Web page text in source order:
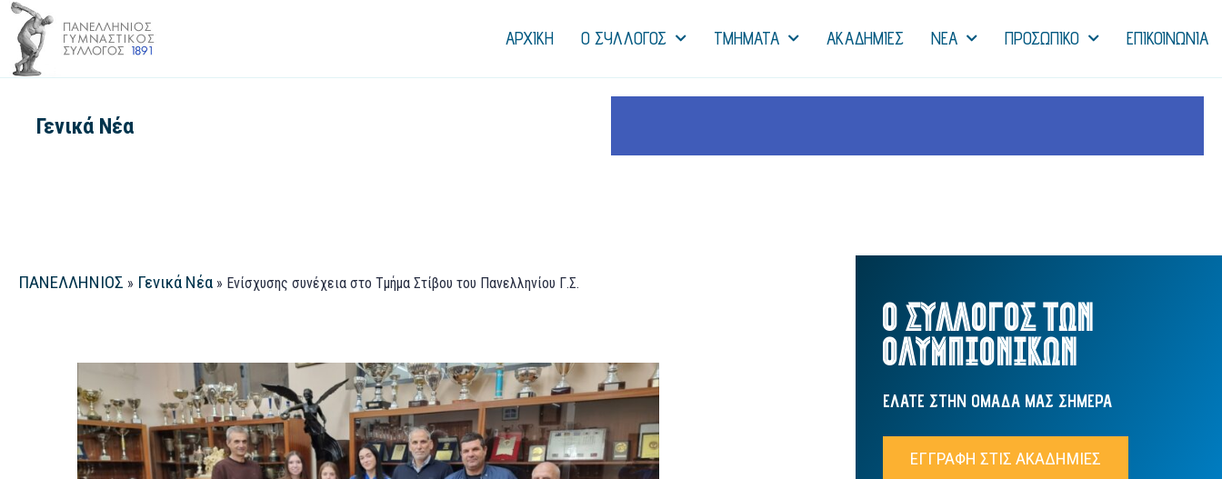
ΑΡΧΙΚΗ Ο ΣΥΛΛΟΓΟΣ ΤΜΗΜΑΤΑ ΑΚΑΔΗΜΙΕΣ NEA ΠΡΟΣΩΠΙΚΟ ΕΠΙΚΟΙΝΩΝΙΑ
Γενικά Νέα
ΠΑΝΕΛΛΗΝΙΟΣ » Γενικά Νέα » Ενίσχυσης συνέχεια στο Τμήμα Στίβου του Πανελληνίου Γ.Σ.
Ο ΣΥΛΛΟΓΟΣ ΤΩΝ
ΟΛΥΜΠΙΟΝΙΚΩΝ
ΕΛΑΤΕ ΣΤΗΝ ΟΜΑΔΑ ΜΑΣ ΣΗΜΕΡΑ
ΕΓΓΡΑΦΗ ΣΤΙΣ ΑΚΑΔΗΜΙΕΣ